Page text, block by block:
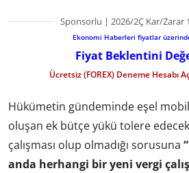
Sponsorlu | 2026/2Ç Kar/Zarar
Ekonomi Haberleri fiyatlar
Fiyat Beklentini
Ücretsiz (FOREX) Deneme Hesabı
Hükümetin gündeminde eşel
oluşan ek bütçe yükü tolere
çalışması olup olmadığı sorusuna
anda herhangi bir yeni vergi